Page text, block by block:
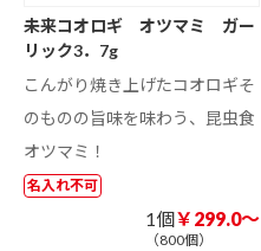
未来コオロギ オツマミ ガー
リック3．7g
こんがり焼き上げたコオロギそ
のものの旨味を味わう、昆虫食
オツマミ！
名入れ不可
1個￥299.0～
（800個）